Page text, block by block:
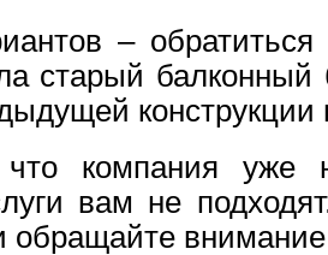
–
старый балконный
компания уже
вам не
обращайте